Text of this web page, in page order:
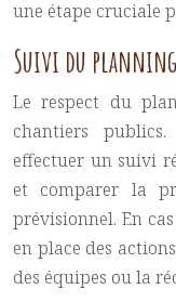
une étape cruciale
Suivi du
Le respect du
chantiers
effectuer un suivi
et comparer la
prévisionnel. En
en place des
des équipes ou la